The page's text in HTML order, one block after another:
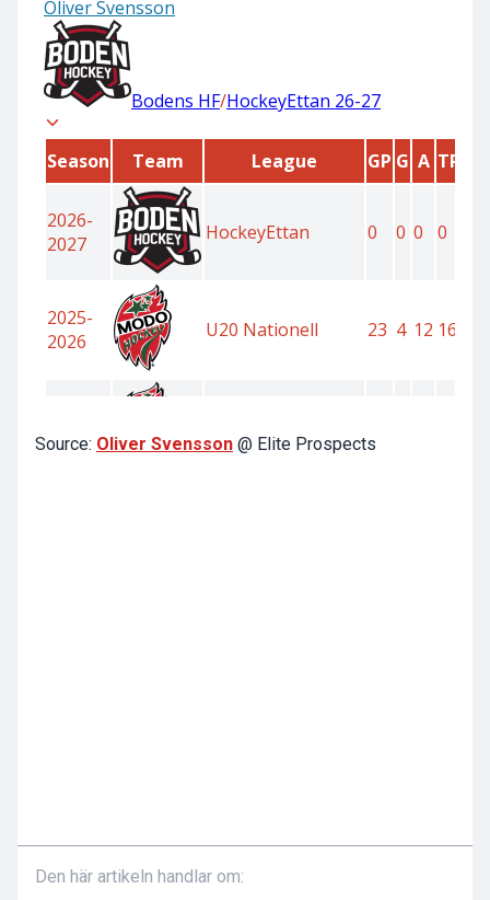
Source: Oliver Svensson @ Elite Prospects
Den här artikeln handlar om: